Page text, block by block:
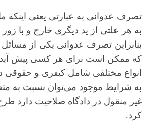
تصرف عدوانی به عبارتی یعنی اینکه
به هر علتی از ید دیگری خارج و با
بنابراین تصرف عدوانی یکی از
که ممکن است برای هر کسی پیش
انواع مختلفی شامل کیفری و حقوقی
به شرایط موجود می‌توان نسبت به
غیر منقول در دادگاه صلاحیت دارد
کرد.